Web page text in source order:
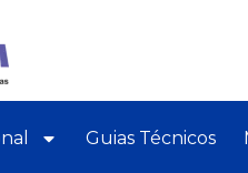
Guias Técnicos